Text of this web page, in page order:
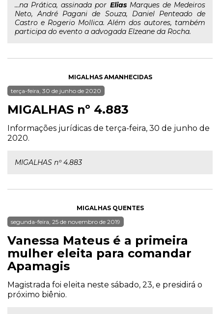
...na Prática, assinada por EliasMarques de Medeiros
Neto, André Pagani de Souza, Daniel Penteado de
Castro e Rogerio Mollica. Além dos autores, também
participa do evento a advogada Elzeane da Rocha.
MIGALHAS AMANHECIDAS
terça-feira, 30 de junho de 2020
MIGALHAS nº 4.883
Informações jurídicas de terça-feira, 30 de junho de
2020.
MIGALHAS nº 4.883
MIGALHAS QUENTES
segunda-feira, 25 de novembro de 2019
Vanessa Mateus é a primeira
mulher eleita para comandar
Apamagis
Magistrada foi eleita neste sábado, 23, e presidirá o
próximo biênio.